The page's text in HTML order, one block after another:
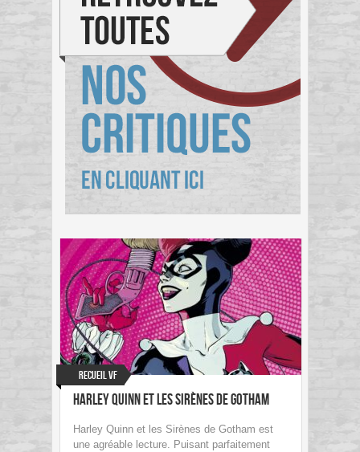
Recueil VF
Harley Quinn et les Sirènes de Gotham
Harley Quinn et les Sirènes de Gotham est
une agréable lecture. Puisant parfaitement